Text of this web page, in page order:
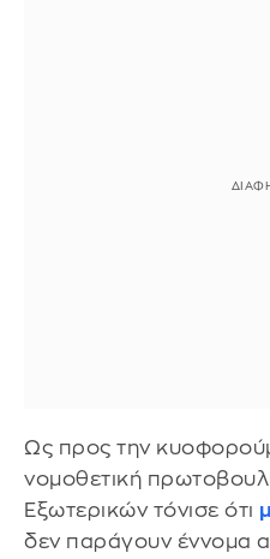
Ως προς την
νομοθετική
Εξωτερικών τόνισε ότι
δεν παράγουν έννομα